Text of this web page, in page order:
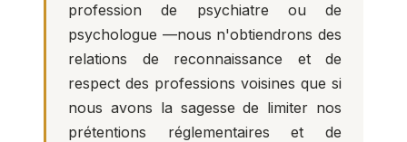
profession de psychiatre ou de
psychologue —nous n'obtiendrons des
relations de reconnaissance et de
respect des professions voisines que si
nous avons la sagesse de limiter nos
prétentions réglementaires et de